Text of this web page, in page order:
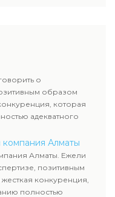
о
образом
которая
адекватного
компания Алматы
Алматы. Ежели
позитивным
конкуренция,
полностью